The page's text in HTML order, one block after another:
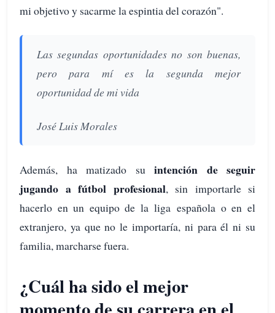
mi objetivo y sacarme la espintia del corazón".
Las segundas oportunidades no son buenas,
pero para mí es la segunda mejor
oportunidad de mi vida
José Luis Morales
Además, ha matizado su intención de seguir
jugando a fútbol profesional, sin importarle si
hacerlo en un equipo de la liga española o en el
extranjero, ya que no le importaría, ni para él ni su
familia, marcharse fuera.
¿Cuál ha sido el mejor